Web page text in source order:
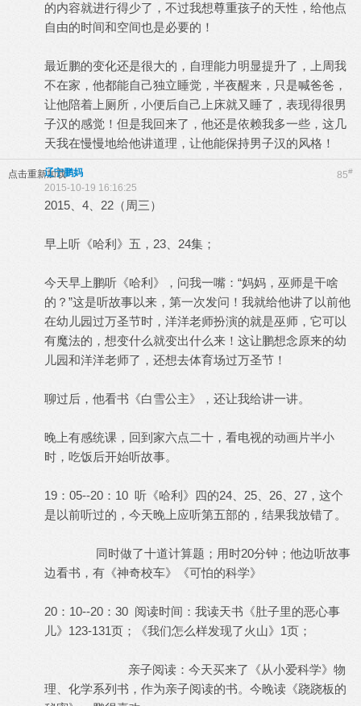
的内容就进行得少了，不过我想尊重孩子的天性，给他点
自由的时间和空间也是必要的！
最近鹏的变化还是很大的，自理能力明显提升了，上周我
不在家，他都能自己独立睡觉，半夜醒来，只是喊爸爸，
让他陪着上厕所，小便后自己上床就又睡了，表现得很男
子汉的感觉！但是我回来了，他还是依赖我多一些，这几
天我在慢慢地给他讲道理，让他能保持男子汉的风格！
点击重新加载 85#
辽宁鹏妈
2015-10-19 16:16:25
2015、4、22（周三）
早上听《哈利》五，23、24集；
今天早上鹏听《哈利》，问我一嘴：“妈妈，巫师是干啥
的？”这是听故事以来，第一次发问！我就给他讲了以前他
在幼儿园过万圣节时，洋洋老师扮演的就是巫师，它可以
有魔法的，想变什么就变出什么来！这让鹏想念原来的幼
儿园和洋洋老师了，还想去体育场过万圣节！
聊过后，他看书《白雪公主》，还让我给讲一讲。
晚上有感统课，回到家六点二十，看电视的动画片半小
时，吃饭后开始听故事。
19：05--20：10 听《哈利》四的24、25、26、27，这个
是以前听过的，今天晚上应听第五部的，结果我放错了。
同时做了十道计算题；用时20分钟；他边听故事
边看书，有《神奇校车》《可怕的科学》
20：10--20：30 阅读时间：我读天书《肚子里的恶心事
儿》123-131页；《我们怎么样发现了火山》1页；
亲子阅读：今天买来了《从小爱科学》物
理、化学系列书，作为亲子阅读的书。今晚读《跷跷板的